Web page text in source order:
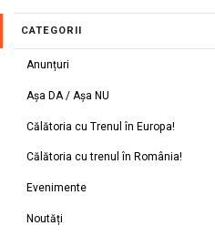
CATEGORII
Anunțuri
Așa DA / Așa NU
Călătoria cu Trenul în Europa!
Călătoria cu trenul în România!
Evenimente
Noutăți